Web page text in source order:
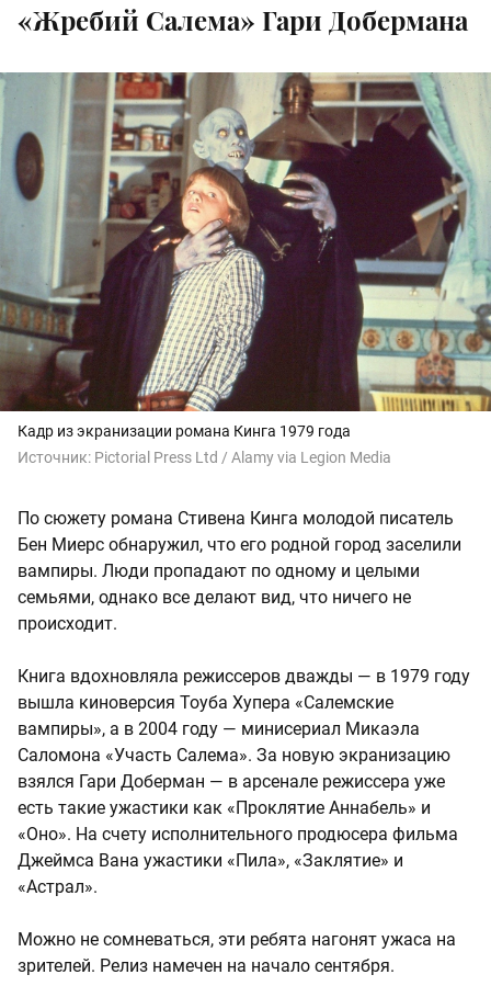
«Жребий Салема» Гари Добермана
Кадр из экранизации романа Кинга 1979 года
Источник: Pictorial Press Ltd / Alamy via Legion Media
По сюжету романа Стивена Кинга молодой писатель
Бен Миерс обнаружил, что его родной город заселили
вампиры. Люди пропадают по одному и целыми
семьями, однако все делают вид, что ничего не
происходит.
Книга вдохновляла режиссеров дважды — в 1979 году
вышла киноверсия Тоуба Хупера «Салемские
вампиры», а в 2004 году — минисериал Микаэла
Саломона «Участь Салема». За новую экранизацию
взялся Гари Доберман — в арсенале режиссера уже
есть такие ужастики как «Проклятие Аннабель» и
«Оно». На счету исполнительного продюсера фильма
Джеймса Вана ужастики «Пила», «Заклятие» и
«Астрал».
Можно не сомневаться, эти ребята нагонят ужаса на
зрителей. Релиз намечен на начало сентября.